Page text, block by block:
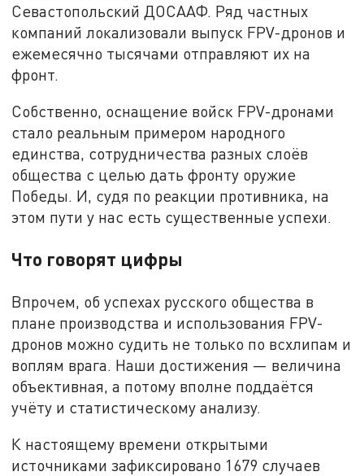
Севастопольский ДОСААФ. Ряд частных
компаний локализовали выпуск FPV-дронов и
ежемесячно тысячами отправляют их на
фронт.
Собственно, оснащение войск FPV-дронами
стало реальным примером народного
единства, сотрудничества разных слоёв
общества с целью дать фронту оружие
Победы. И, судя по реакции противника, на
этом пути у нас есть существенные успехи.
Что говорят цифры
Впрочем, об успехах русского общества в
плане производства и использования FPV-
дронов можно судить не только по всхлипам и
воплям врага. Наши достижения — величина
объективная, а потому вполне поддаётся
учёту и статистическому анализу.
К настоящему времени открытыми
источниками зафиксировано 1679 случаев